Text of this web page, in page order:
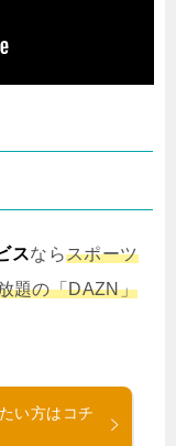
スならスポーツ
題の「DAZN」
い方はコチ